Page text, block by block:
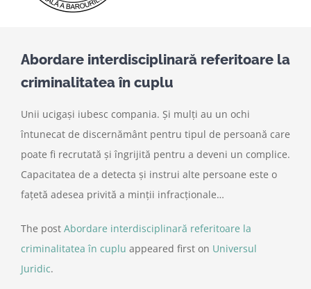
Abordare interdisciplinară referitoare la
criminalitatea în cuplu
Unii ucigași iubesc compania. Și mulți au un ochi
întunecat de discernământ pentru tipul de persoană care
poate fi recrutată și îngrijită pentru a deveni un complice.
Capacitatea de a detecta și instrui alte persoane este o
fațetă adesea privită a minții infracționale…
The post Abordare interdisciplinară referitoare la
criminalitatea în cuplu appeared first on Universul
Juridic.